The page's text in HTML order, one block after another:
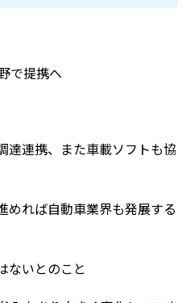
で提携へ
達連携、また車載ソフトも協
めれば自動車業界も発展する
ないとのこと